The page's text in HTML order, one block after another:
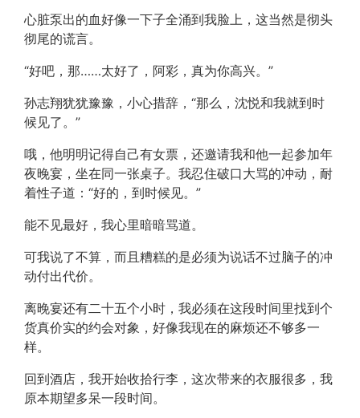
心脏泵出的血好像一下子全涌到我脸上，这当然是彻头
彻尾的谎言。
“好吧，那……太好了，阿彩，真为你高兴。”
孙志翔犹犹豫豫，小心措辞，“那么，沈悦和我就到时
候见了。”
哦，他明明记得自己有女票，还邀请我和他一起参加年
夜晚宴，坐在同一张桌子。我忍住破口大骂的冲动，耐
着性子道：“好的，到时候见。”
能不见最好，我心里暗暗骂道。
可我说了不算，而且糟糕的是必须为说话不过脑子的冲
动付出代价。
离晚宴还有二十五个小时，我必须在这段时间里找到个
货真价实的约会对象，好像我现在的麻烦还不够多一
样。
回到酒店，我开始收拾行李，这次带来的衣服很多，我
原本期望多呆一段时间。